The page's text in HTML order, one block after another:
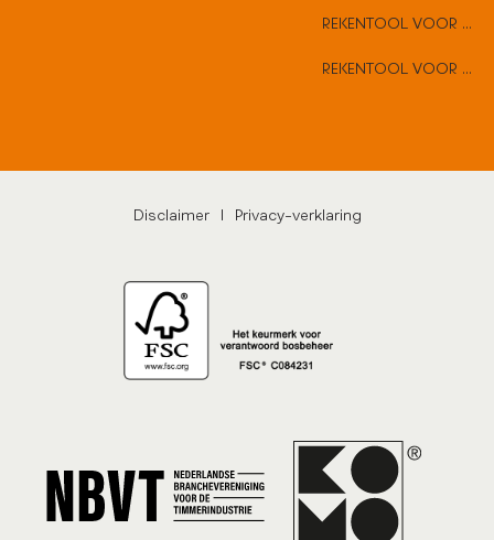
REKENTOOL VOOR VLAKKE DEUREN
REKENTOOL VOOR HARD HOUTEN DEUREN
Disclaimer | Privacy-verklaring